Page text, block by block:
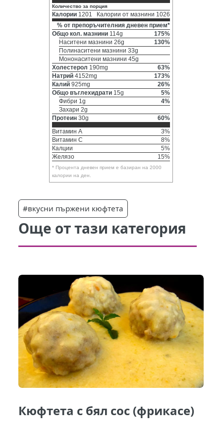
Количество за порция
Калории 1201
Калории от мазнини 1026
% от препоръчителния дневен прием*
Общо кол. мазнини 114g
175%
Наситени мазнини 26g
130%
Полинаситени мазнини 33g
Мононаситени мазнини 45g
Холестерол 190mg
63%
Натрий 4152mg
173%
Калий 925mg
26%
Общо въглехидрати 15g
5%
Фибри 1g
4%
Захари 2g
Протеин 30g
60%
Витамин A
3%
Витамин C
8%
Калции
5%
Желязо
15%
* Процента дневен прием е базиран на 2000
калории на ден.
#вкусни пържени кюфтета
Още от тази категория
Кюфтета с бял сос (фрикасе)